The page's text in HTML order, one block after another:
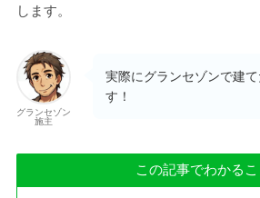
します。
グランセゾン
施主
実際にグランセゾンで建
す！
この記事でわかるこ